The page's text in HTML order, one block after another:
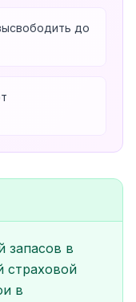
до
запасов в
страховой
в